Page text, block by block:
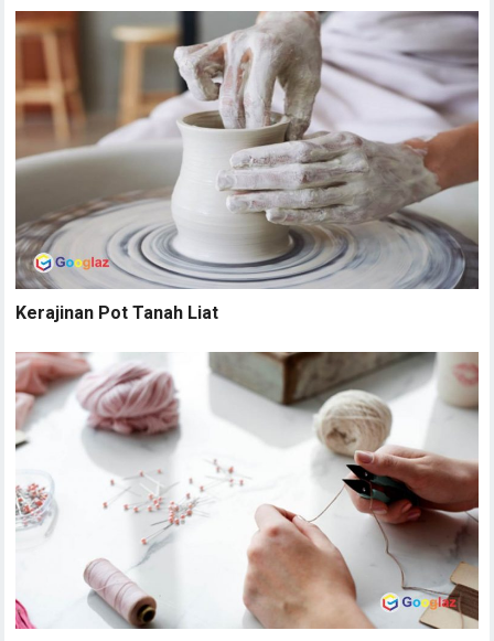
Kerajinan Pot Tanah Liat